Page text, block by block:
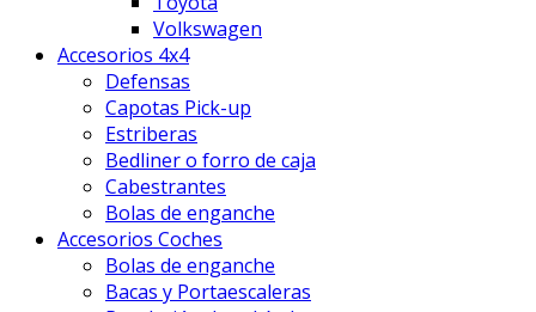
Volkswagen
Accesorios 4x4
Defensas
Capotas Pick-up
Estriberas
Bedliner o forro de caja
Cabestrantes
Bolas de enganche
Accesorios Coches
Bolas de enganche
Bacas y Portaescaleras